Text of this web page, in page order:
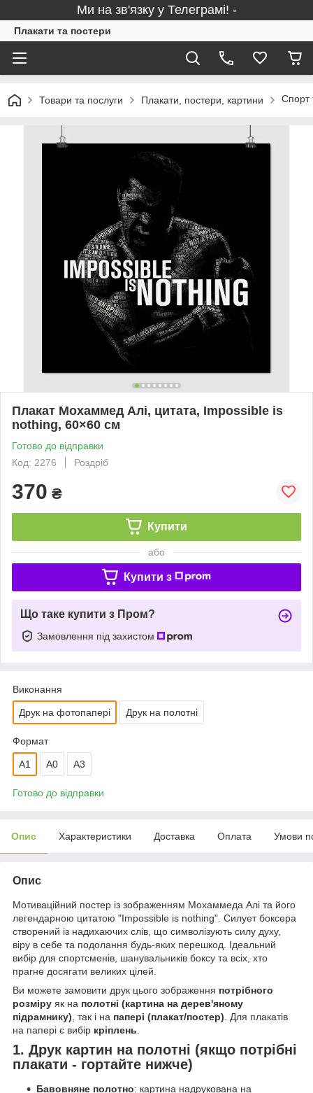
Ми на зв'язку у Телеграмі! -
Плакати та постери
Товари та послуги Плакати, постери, картини Спорт
Плакат Мохаммед Алі, цитата, Impossible is
nothing, 60×60 см
Готово до відправки
Код: 2276
Роздріб
370 ₴
Купити
або
Купити з
Що таке купити з Пром?
Замовлення під захистом
Виконання
Друк на фотопапері Друк на полотні
Формат
А1 A0 A3
Готово до відправки
Опис Характеристики Доставка Оплата Умови
Опис
Мотиваційний постер із зображенням Мохаммеда Алі та його
легендарною цитатою "Impossible is nothing". Силует боксера
створений із надихаючих слів, що символізують силу духу,
віру в себе та подолання будь-яких перешкод. Ідеальний
вибір для спортсменів, шанувальників боксу та всіх, хто
прагне досягати великих цілей.
Ви можете замовити друк цього зображення потрібного
розміру як на полотні (картина на дерев'яному
підрамнику) , так і на папері (плакат/постер) . Для плакатів
на папері є вибір кріплень
1. Друк картин на полотні (якщо потрібні
плакати - гортайте нижче)
Бавовняне полотно: картина надрукована на